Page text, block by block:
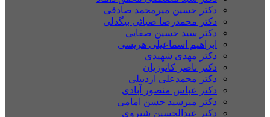
دکتر حسین میرمحمد صادقی
دکتر محمدرضا ضیائی بیگدلی
دکتر سید حسین صفایی
ابراهیم اسماعیلی هریسی
دکتر مهدی شهیدی
دکتر ناصر کاتوزیان
دکتر محمدعلی اردبیلی
دکتر عباس منصور آبادی
دکتر میرسید حسن امامی
دکتر عبدالحسین شیروی